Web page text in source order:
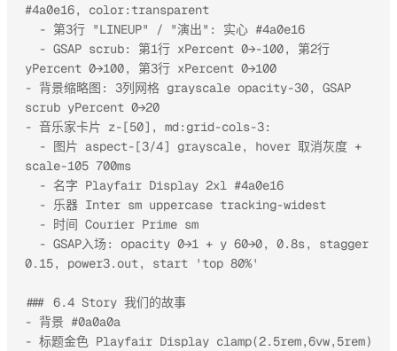
#4a0e16, color:transparent
yPercent 0→100, 第3行 xPercent 0→100
- 背景缩略图: 3列网格 grayscale opacity-30, GSAP
scrub yPercent 0→20
- 音乐家卡片 z-[50], md:grid-cols-3:
scale-105 700ms
0.15, power3.out, start 'top 80%'
### 6.4 Story 我们的故事
- 背景 #0a0a0a
- 标题金色 Playfair Display clamp(2.5rem,6vw,5rem)